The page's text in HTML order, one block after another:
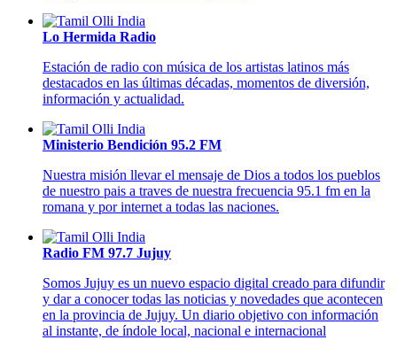
Lo Hermida Radio
Estación de radio con música de los artistas latinos más
destacados en las últimas décadas, momentos de diversión,
información y actualidad.
Ministerio Bendición 95.2 FM
Nuestra misión llevar el mensaje de Dios a todos los pueblos
de nuestro pais a traves de nuestra frecuencia 95.1 fm en la
romana y por internet a todas las naciones.
Radio FM 97.7 Jujuy
Somos Jujuy es un nuevo espacio digital creado para difundir
y dar a conocer todas las noticias y novedades que acontecen
en la provincia de Jujuy. Un diario objetivo con información
al instante, de índole local, nacional e internacional